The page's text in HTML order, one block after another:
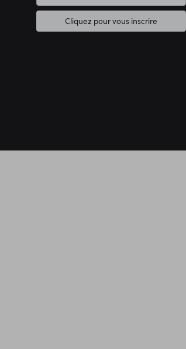
Cliquez pour vous inscrire